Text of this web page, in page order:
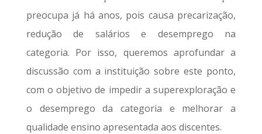
preocupa já há anos, pois causa precarização,
redução de salários e desemprego na
categoria. Por isso, queremos aprofundar a
discussão com a instituição sobre este ponto,
com o objetivo de impedir a superexploração e
o desemprego da categoria e melhorar a
qualidade ensino apresentada aos discentes.